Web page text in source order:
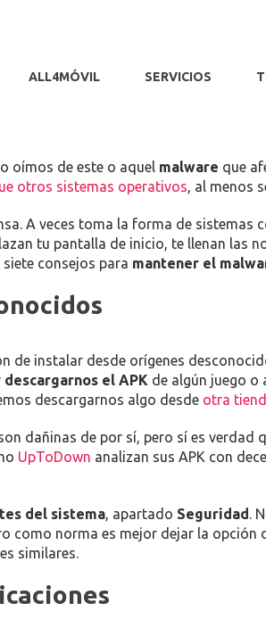
ALL4MÓVIL SERVICIOS
EN ANDROID
MALWARE
oímos de este o aquel malware que
otros sistemas operativos, al menos
A veces toma la forma de sistemas
tu pantalla de inicio, te llenan las
consejos para mantener el
de instalar desde orígenes
descargarnos el APK de algún juego o
descargarnos algo desde otra
dañinas de por sí, pero sí es verdad
UpToDown analizan sus APK con
del sistema, apartado Seguridad.
como norma es mejor dejar la
similares.